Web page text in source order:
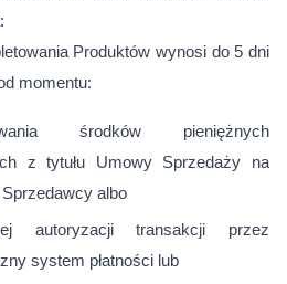
Produktów wynosi do 5 dni
momentu:
środków pieniężnych
z tytułu Umowy Sprzedaży na
albo
autoryzacji transakcji przez
system płatności lub